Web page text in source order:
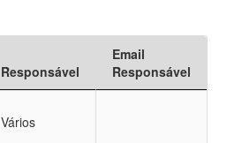
Responsável
Email
Responsável
Vários